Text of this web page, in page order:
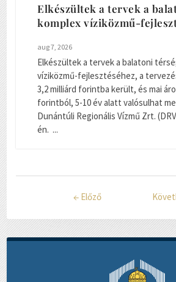
Elkészültek a tervek a
komplex víziközmű-
aug 7, 2026
Elkészültek a tervek a balatoni
víziközmű-fejlesztéséhez, a
3,2 milliárd forintba került, és mai
forintból, 5-10 év alatt valósulhat
Dunántúli Regionális Vízmű Zrt.
én. ...
← Előző